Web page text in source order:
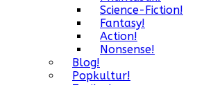
Science-Fiction!
Fantasy!
Action!
Nonsense!
Blog!
Popkultur!